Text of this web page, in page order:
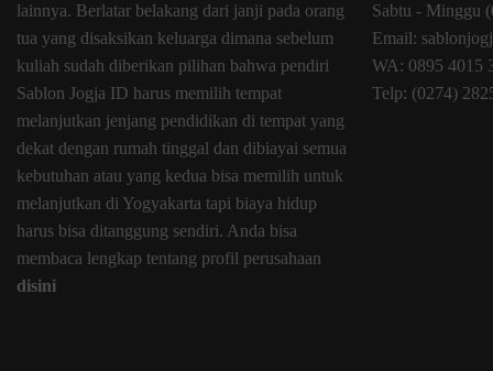
lainnya. Berlatar belakang dari janji pada orang
tua yang disaksikan keluarga dimana sebelum
kuliah sudah diberikan pilihan bahwa pendiri
Sablon Jogja ID harus memilih tempat
melanjutkan jenjang pendidikan di tempat yang
dekat dengan rumah tinggal dan dibiayai semua
kebutuhan atau yang kedua bisa memilih untuk
melanjutkan di Yogyakarta tapi biaya hidup
harus bisa ditanggung sendiri. Anda bisa
membaca lengkap tentang profil perusahaan
disini
Sabtu - Minggu
Email:
WA: 0895 4015
Telp: (0274)